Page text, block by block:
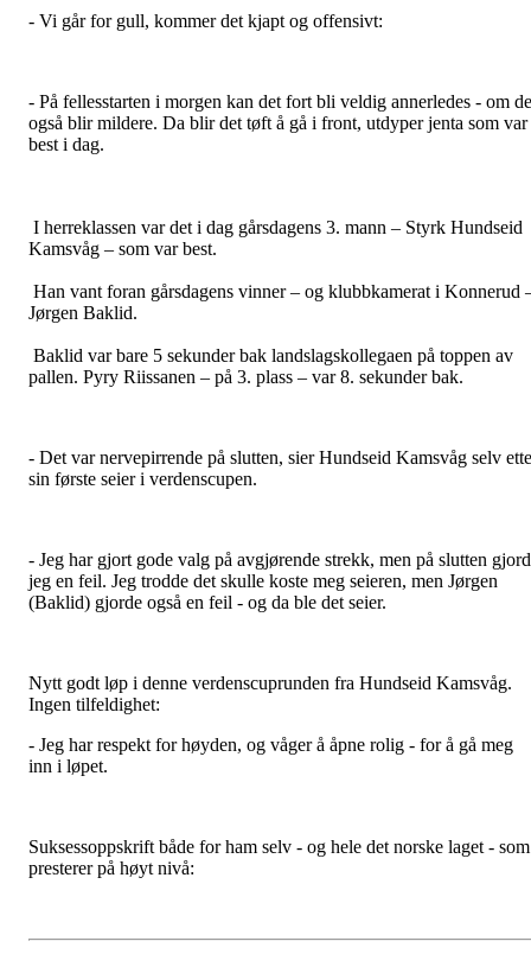
- Vi går for gull, kommer det kjapt og offensivt:
- På fellesstarten i morgen kan det fort bli veldig annerledes - om
også blir mildere. Da blir det tøft å gå i front, utdyper jenta som var
best i dag.
I herreklassen var det i dag gårsdagens 3. mann – Styrk Hundseid
Kamsvåg – som var best.
Han vant foran gårsdagens vinner – og klubbkamerat i Konnerud
Jørgen Baklid.
Baklid var bare 5 sekunder bak landslagskollegaen på toppen av
pallen. Pyry Riissanen – på 3. plass – var 8. sekunder bak.
- Det var nervepirrende på slutten, sier Hundseid Kamsvåg selv
sin første seier i verdenscupen.
- Jeg har gjort gode valg på avgjørende strekk, men på slutten
jeg en feil. Jeg trodde det skulle koste meg seieren, men Jørgen
(Baklid) gjorde også en feil - og da ble det seier.
Nytt godt løp i denne verdenscuprunden fra Hundseid Kamsvåg.
Ingen tilfeldighet:
- Jeg har respekt for høyden, og våger å åpne rolig - for å gå meg
inn i løpet.
Suksessoppskrift både for ham selv - og hele det norske laget - som
presterer på høyt nivå: